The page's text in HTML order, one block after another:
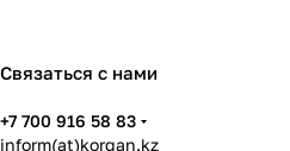
Связаться с нами
+7 700 916 58 83
inform(at)korgan.kz